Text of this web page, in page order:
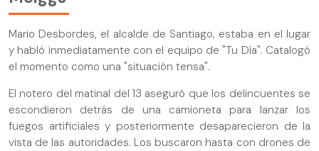
Mario Desbordes, el alcalde de Santiago, estaba en el lugar
y habló inmediatamente con el equipo de "Tu Día". Catalogó
el momento como una "situación tensa".
El notero del matinal del 13 aseguró que los delincuentes se
escondieron detrás de una camioneta para lanzar los
fuegos artificiales y posteriormente desaparecieron de la
vista de las autoridades. Los buscaron hasta con drones de